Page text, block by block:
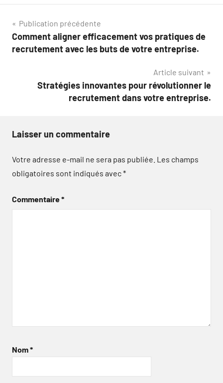
Navigation
de
Publication précédente
Comment aligner efficacement vos pratiques de
recrutement avec les buts de votre entreprise.
Article suivant
Stratégies innovantes pour révolutionner le
recrutement dans votre entreprise.
Laisser un commentaire
Votre adresse e-mail ne sera pas publiée. Les champs
obligatoires sont indiqués avec*
Commentaire*
Nom*